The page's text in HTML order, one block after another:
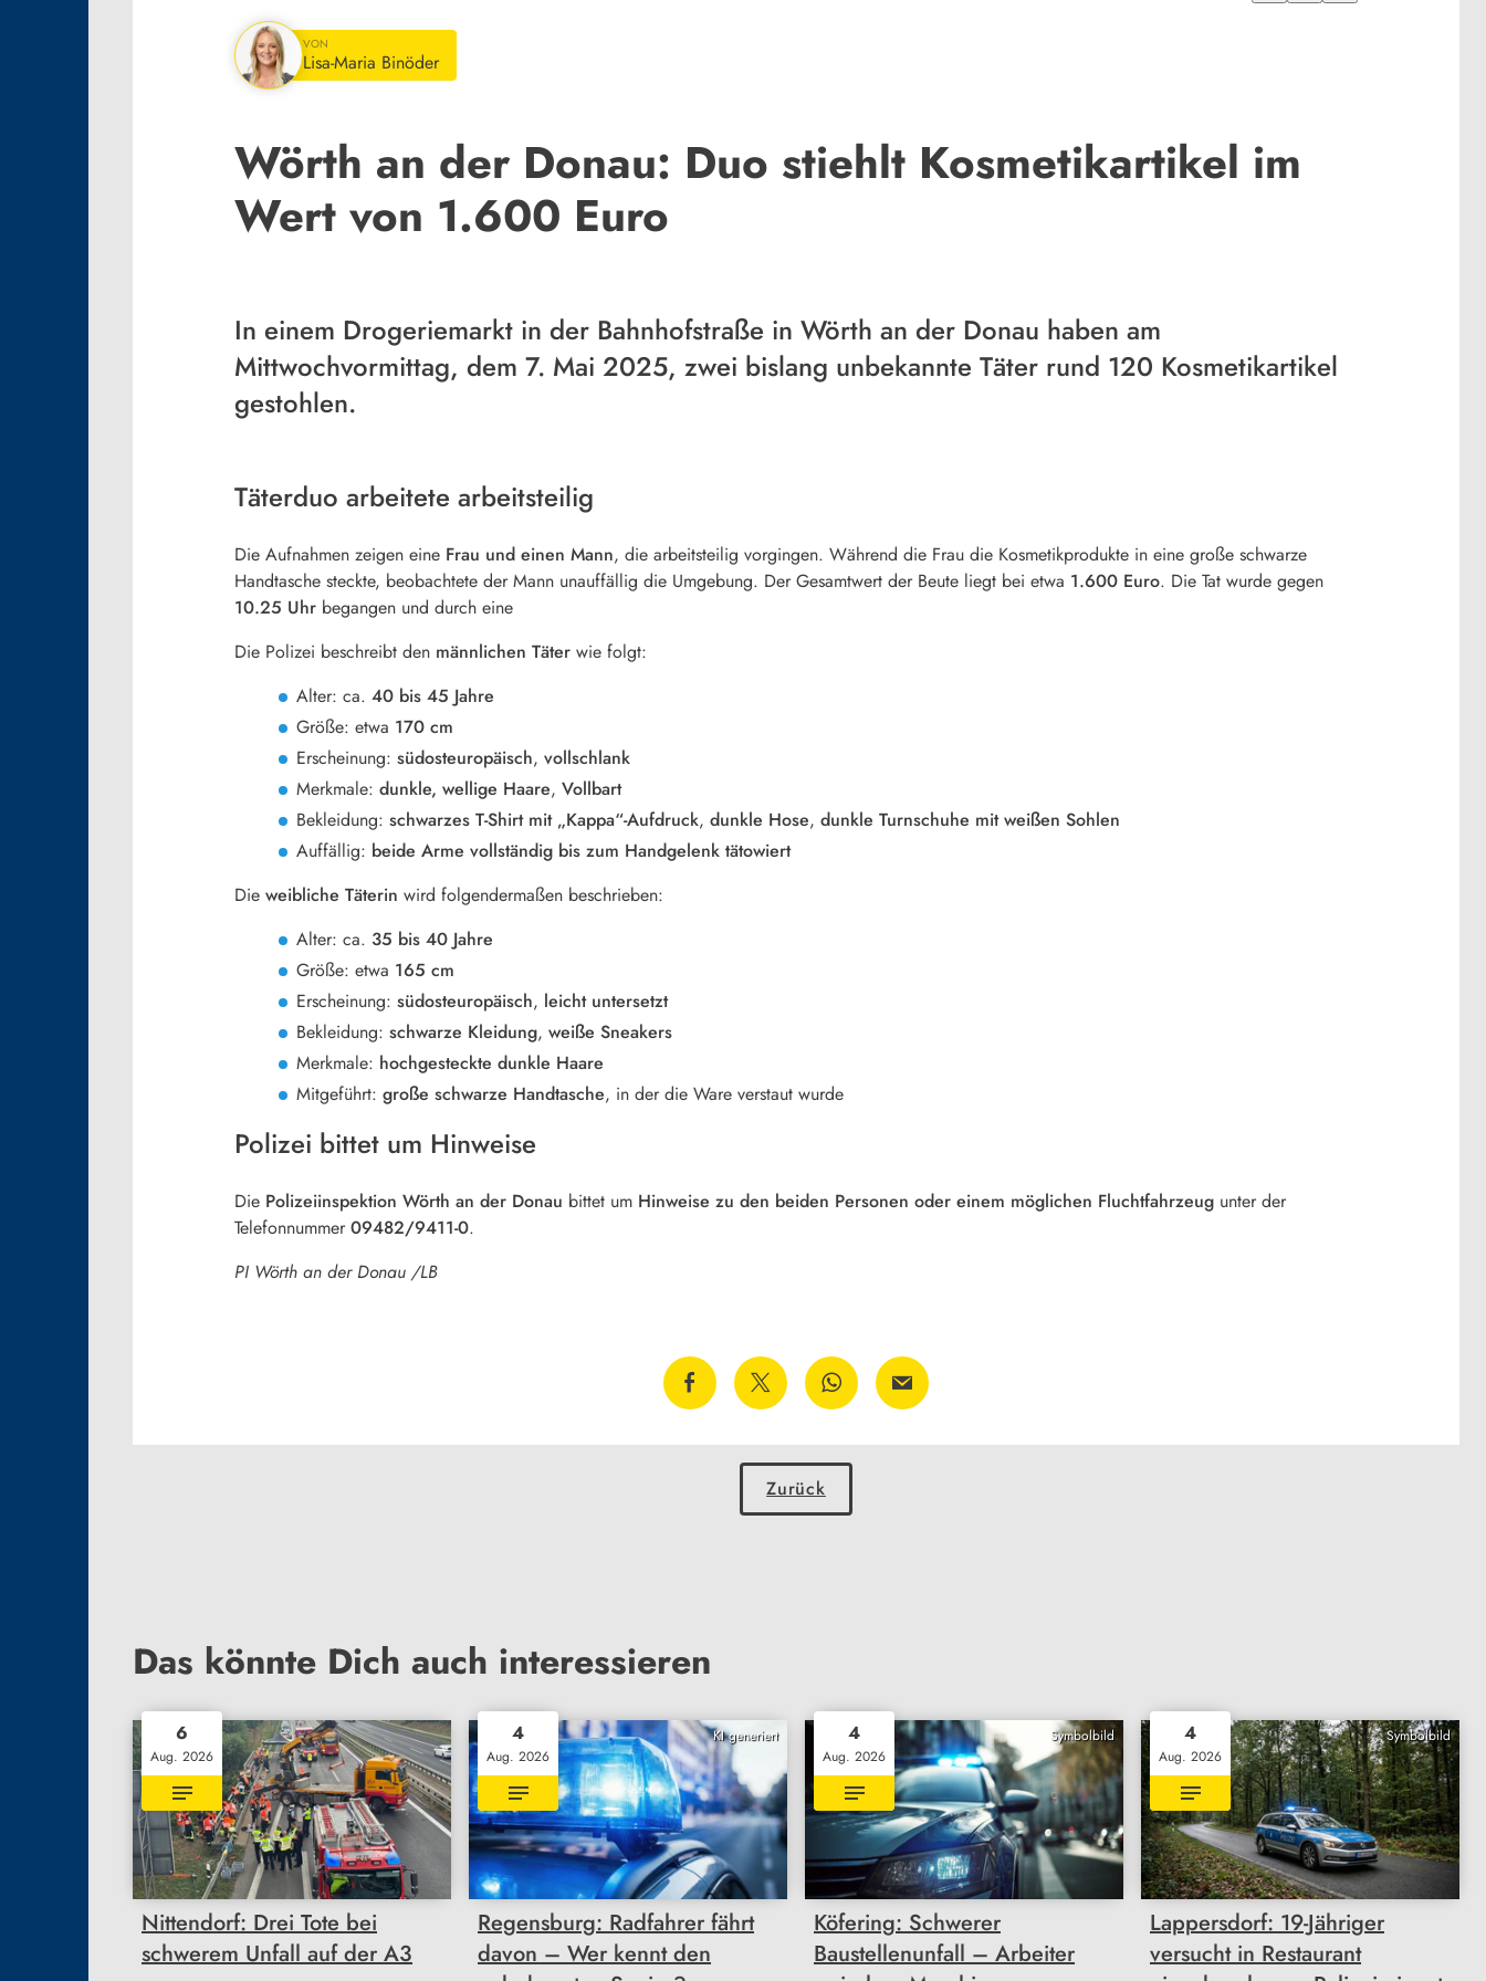
VON
Lisa-Maria Binöder
Wörth an der Donau: Duo stiehlt Kosmetikartikel im
Wert von 1.600 Euro
In einem Drogeriemarkt in der Bahnhofstraße in Wörth an der Donau haben am
Mittwochvormittag, dem 7. Mai 2025, zwei bislang unbekannte Täter rund 120 Kosmetikartikel
gestohlen.
Täterduo arbeitete arbeitsteilig
Die Aufnahmen zeigen eine Frau und einen Mann, die arbeitsteilig vorgingen. Während die Frau die Kosmetikprodukte in eine große schwarze
Handtasche steckte, beobachtete der Mann unauffällig die Umgebung. Der Gesamtwert der Beute liegt bei etwa 1.600 Euro. Die Tat wurde gegen
10.25 Uhr begangen und durch eine
Die Polizei beschreibt den männlichen Täter wie folgt:
Alter: ca. 40 bis 45 Jahre
Größe: etwa 170 cm
Erscheinung: südosteuropäisch, vollschlank
Merkmale: dunkle, wellige Haare, Vollbart
Bekleidung: schwarzes T-Shirt mit „Kappa“-Aufdruck, dunkle Hose, dunkle Turnschuhe mit weißen Sohlen
Auffällig: beide Arme vollständig bis zum Handgelenk tätowiert
Die weibliche Täterin wird folgendermaßen beschrieben:
Alter: ca. 35 bis 40 Jahre
Größe: etwa 165 cm
Erscheinung: südosteuropäisch, leicht untersetzt
Bekleidung: schwarze Kleidung, weiße Sneakers
Merkmale: hochgesteckte dunkle Haare
Mitgeführt: große schwarze Handtasche, in der die Ware verstaut wurde
Polizei bittet um Hinweise
Die Polizeiinspektion Wörth an der Donau bittet um Hinweise zu den beiden Personen oder einem möglichen Fluchtfahrzeug unter der
Telefonnummer 09482/9411-0.
PI Wörth an der Donau /LB
Zurück
Das könnte Dich auch interessieren
6
Aug. 2026
Nittendorf: Drei Tote bei
schwerem Unfall auf der A3
KI generiert
4
Aug. 2026
Regensburg: Radfahrer fährt
davon – Wer kennt den
Symbolbild
4
Aug. 2026
Köfering: Schwerer
Baustellenunfall – Arbeiter
Symbolbild
4
Aug. 2026
Lappersdorf: 19-Jähriger
versucht in Restaurant